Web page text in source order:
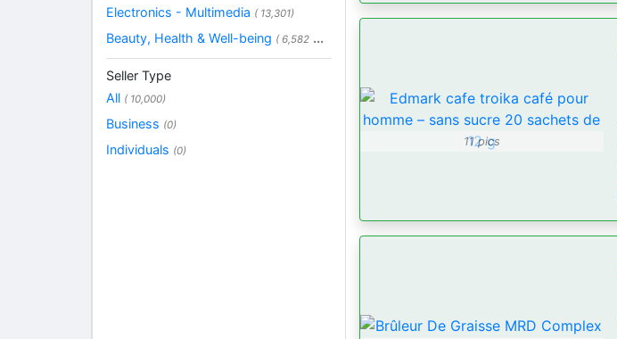
11 pics
Electronics - Multimedia ( 13,301)
Beauty, Health & Well-being ( 6,582 ...
Seller Type
All ( 10,000)
Business (0)
Individuals (0)